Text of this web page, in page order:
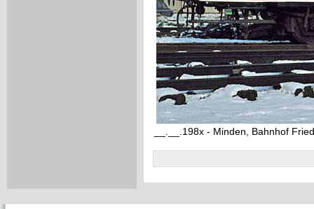
__.__.198x - Minden, Bahnhof